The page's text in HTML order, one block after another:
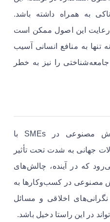
به همراه داشته باشد.
این اصول ممکن است
تنها به منافع انسانی آسیب
را نیز به خطر
آینده رهبری استراتژی هوش مصنوعی در SMEs با
جهانی به شدت تحت تأثیر
که در آینده، چالش‌های
مصنوعی در کسب‌وکارها به
اخلاقی و مسائل
در این راستا دخیل باشد.